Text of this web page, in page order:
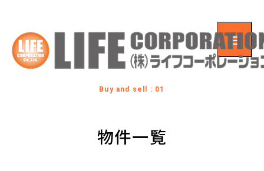
Buy and sell : 01
物件一覧